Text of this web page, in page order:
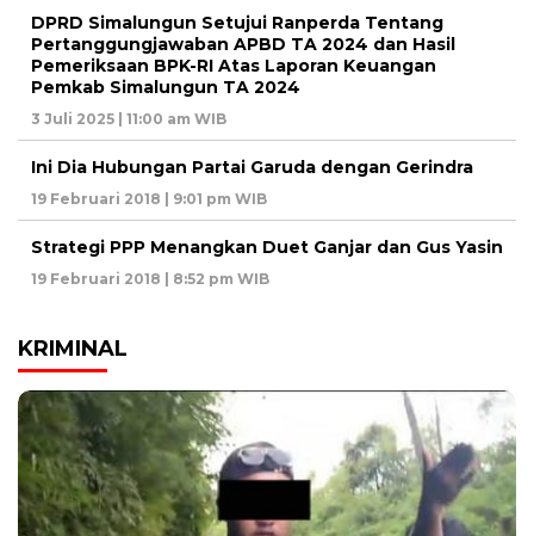
DPRD Simalungun Setujui Ranperda Tentang
Pertanggungjawaban APBD TA 2024 dan Hasil
Pemeriksaan BPK-RI Atas Laporan Keuangan
Pemkab Simalungun TA 2024
3 Juli 2025 | 11:00 am WIB
Ini Dia Hubungan Partai Garuda dengan Gerindra
19 Februari 2018 | 9:01 pm WIB
Strategi PPP Menangkan Duet Ganjar dan Gus Yasin
19 Februari 2018 | 8:52 pm WIB
KRIMINAL